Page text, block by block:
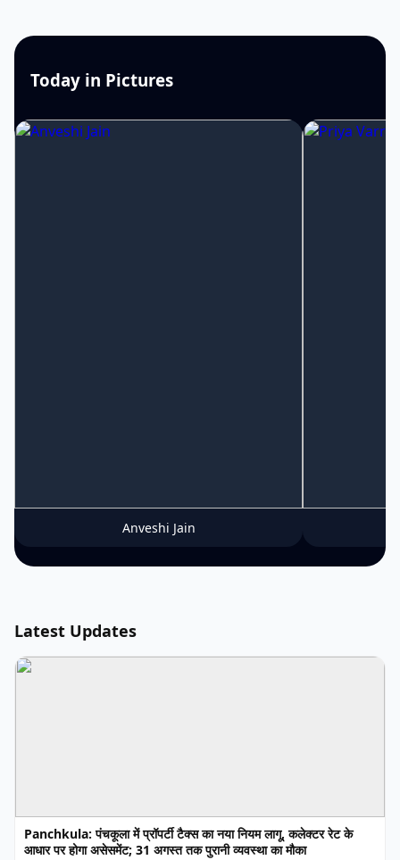
Today in Pictures
Anveshi Jain
Latest Updates
Panchkula: पंचकूला में प्रॉपर्टी टैक्स का नया नियम लागू, कलेक्टर रेट के
आधार पर होगा असेसमेंट; 31 अगस्त तक पुरानी व्यवस्था का मौका